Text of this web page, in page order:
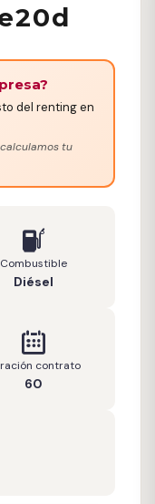
del renting en
tu
Combustible
Diésel
contrato
60